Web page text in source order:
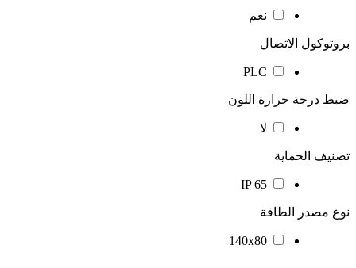
نعم
بروتوكول الاتصال
ضبط درجة حرارة اللون
لا
تصنيف الحماية
نوع مصدر الطاقة